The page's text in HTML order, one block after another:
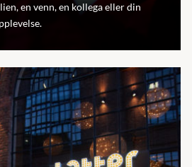
en venn, en kollega eller din